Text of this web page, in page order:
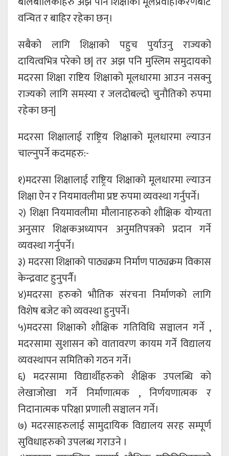
वन्चित र बाहिर रहेका छन्।
सबैको लागि शिक्षाको पहुच पुर्याउनु राज्यको
दायित्वभित्र परेको छ| तर अझ पनि मुस्लिम समुदायको
मदरसा शिक्षा राष्टिय शिक्षाको मूलधारमा आउन नसक्नु
राज्यको लागि समस्या र जलदोबल्दो चुनौतिको रुपमा
रहेका छन्|
मदरसा शिक्षालाई राष्ट्रिय शिक्षाको मूलधारमा ल्याउन
चाल्नुपर्ने कदमहरु:-
१)मदरसा शिक्षालाई राष्ट्रिय शिक्षाको मूलधारमा ल्याउन
शिक्षा ऐन र नियमावलीमा प्रष्ट रुपमा व्यवस्था गर्नुपर्ने।
२) शिक्षा नियमावलीमा मौलानाहरुको शौक्षिक योग्यता
अनुसार शिक्षकअध्यापन अनुमतिपत्रको प्रदान गर्ने
व्यवस्था गर्नुपर्ने।
३) मदरसा शिक्षाको पाठ्यक्रम निर्माण पाठ्यक्रम विकास
केन्द्रवाट हुनुपर्नै।
४)मदरसा हरुको भौतिक संरचना निर्माणको लागि
विशेष बजेट को व्यवस्था हुनुपर्ने।
५)मदरसा शिक्षाको शौक्षिक गतिविधि सञ्चालन गर्ने ,
मदरसामा सुशासन को वातावरण कायम गर्ने विद्यालय
व्यवस्थापन समितिको गठन गर्ने।
६) मदरसामा विद्यार्थीहरुको शैक्षिक उपलब्धि को
लेखाजोखा गर्ने निर्माणात्मक , निर्णयणात्मक र
निदानात्मक परिक्षा प्रणाली सञ्चालन गर्ने।
७) मदरसाहरुलाई सामुदायिक विद्यालय सरह सम्पूर्ण
सुविधाहरुको उपलब्ध गराउने ।